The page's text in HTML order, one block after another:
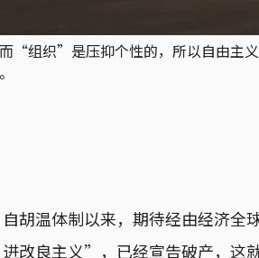
“组织”是压抑个性的，所以自由主
自胡温体制以来，期待经由经济
进改良主义”，已经宣告破产，这